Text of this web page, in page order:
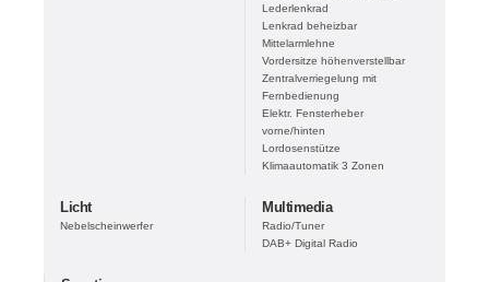
Lederlenkrad
Lenkrad beheizbar
Mittelarmlehne
Vordersitze höhenverstellbar
Zentralverriegelung mit
Fernbedienung
Elektr. Fensterheber
vorne/hinten
Lordosenstütze
Klimaautomatik 3 Zonen
Licht
Nebelscheinwerfer
Multimedia
Radio/Tuner
DAB+ Digital Radio